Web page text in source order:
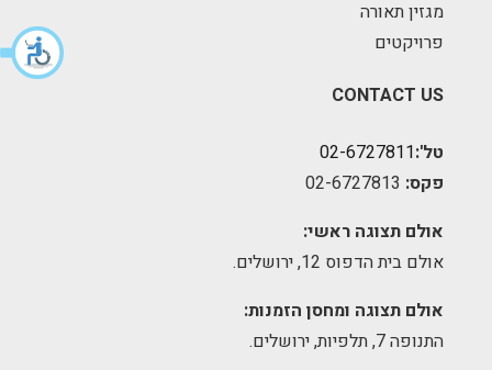
מגזין תאורה
פרויקטים
CONTACT US
טל':02-6727811
פקס:
אולם תצוגה ראשי:
אולם בית הדפוס 12, ירושלים.
אולם תצוגה ומחסן הזמנות:
התנופה 7, תלפיות, ירושלים.